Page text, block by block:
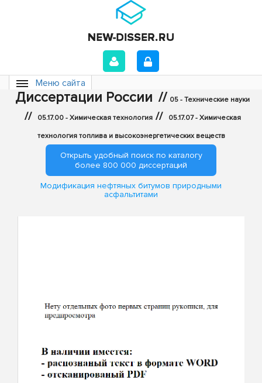
Меню сайта
Диссертации России // 05 - Технические науки
// 05.17.00 - Химическая технология // 05.17.07 - Химическая
технология топлива и высокоэнергетических веществ
Открыть удобный поиск по каталогу
более 800 000 диссертаций
Модификация нефтяных битумов природными
асфальтитами